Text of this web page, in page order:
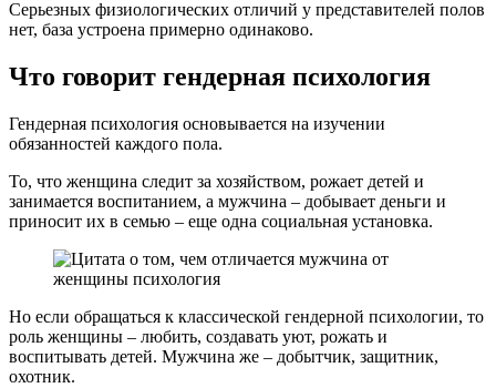
Серьезных физиологических отличий у представителей полов
нет, база устроена примерно одинаково.
Что говорит гендерная психология
Гендерная психология основывается на изучении
обязанностей каждого пола.
То, что женщина следит за хозяйством, рожает детей и
занимается воспитанием, а мужчина – добывает деньги и
приносит их в семью – еще одна социальная установка.
Но если обращаться к классической гендерной психологии, то
роль женщины – любить, создавать уют, рожать и
воспитывать детей. Мужчина же – добытчик, защитник,
охотник.